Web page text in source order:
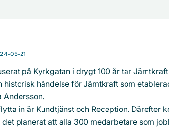
05-21
på Kyrkgatan i drygt 100 år tar
historisk händelse för Jämtkraft som
Andersson.
in är Kundtjänst och Reception. Därefter
det planerat att alla 300 medarbetare som